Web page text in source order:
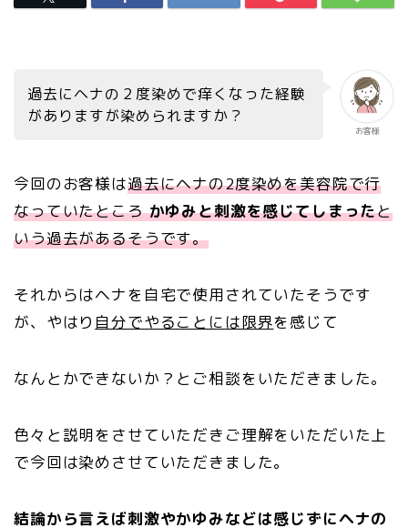
お客様
過去にヘナの２度染めで痒くなった経験
がありますが染められますか？
今回のお客様は過去にヘナの2度染めを美容院で行
なっていたところかゆみと刺激を感じてしまったと
いう過去があるそうです。
それからはヘナを自宅で使用されていたそうです
が、やはり 自分でやることには限界を感じて
なんとかできないか？とご相談をいただきました。
色々と説明をさせていただきご理解をいただいた上
で今回は染めさせていただきました。
結論から言えば刺激やかゆみなどは感じずにヘナの